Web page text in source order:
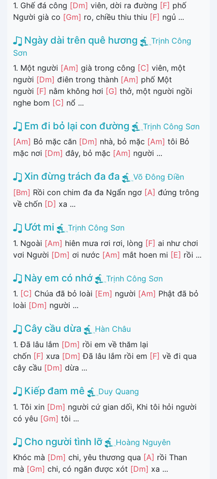
1. Ghế đá công [Dm] viên, dời ra đường [F] phố
Người già co [Gm] ro, chiều thiu thiu [F] ngủ ...
Ngày dài trên quê hương
Trịnh Công
Sơn
1. Một người [Am] già trong công [C] viên, một
người [Dm] điên trong thành [Am] phố Một
người [F] nằm không hơi [G] thở, một người ngồi
nghe bom [C] nổ ...
Em đi bỏ lại con đường
Trịnh Công Sơn
[Am] Bỏ mặc căn [Dm] nhà, bỏ mặc [Am] tôi Bỏ
mặc nơi [Dm] đây, bỏ mặc [Am] người ...
Xin đừng trách đa đa
Võ Đông Điền
[Bm] Rồi con chim đa đa Ngẩn ngơ [A] đứng trông
về chốn [D] xa ...
Ướt mi
Trịnh Công Sơn
1. Ngoài [Am] hiên mưa rơi rơi, lòng [F] ai như chơi
vơi Người [Dm] ơi nước [Am] mắt hoen mi [E] rồi ...
Này em có nhớ
Trịnh Công Sơn
1. [C] Chúa đã bỏ loài [Em] người [Am] Phật đã bỏ
loài [Dm] người ...
Cây cầu dừa
Hàn Châu
1. Đã lâu lắm [Dm] rồi em về thăm lại
chốn [F] xưa [Dm] Đã lâu lắm rồi em [F] về đi qua
cây cầu [Dm] dừa ...
Kiếp đam mê
Duy Quang
1. Tôi xin [Dm] người cứ gian dối, Khi tôi hỏi người
có yêu [Gm] tôi ...
Cho người tình lỡ
Hoàng Nguyên
Khóc mà [Dm] chi, yêu thương qua [A] rồi Than
mà [Gm] chi, có ngăn được xót [Dm] xa ...